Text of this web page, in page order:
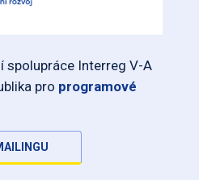
spolupráce Interreg V-A
pro programové